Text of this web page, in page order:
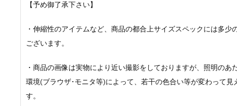
【予め御了承下さい】
・伸縮性のアイテムなど、商品の都合上サイズスペックには多少
ございます。
・商品の画像は実物により近い撮影をしておりますが、照明のあ
環境(ブラウザ･モニタ等)によって、若干の色合い等が変わって見
す。